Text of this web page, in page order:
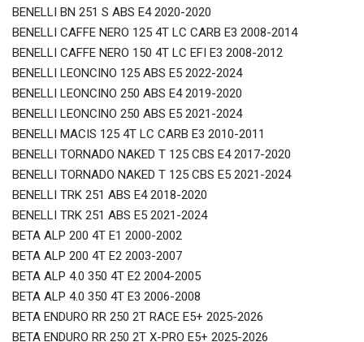
BENELLI BN 251 S ABS E4 2020-2020
BENELLI CAFFE NERO 125 4T LC CARB E3 2008-2014
BENELLI CAFFE NERO 150 4T LC EFI E3 2008-2012
BENELLI LEONCINO 125 ABS E5 2022-2024
BENELLI LEONCINO 250 ABS E4 2019-2020
BENELLI LEONCINO 250 ABS E5 2021-2024
BENELLI MACIS 125 4T LC CARB E3 2010-2011
BENELLI TORNADO NAKED T 125 CBS E4 2017-2020
BENELLI TORNADO NAKED T 125 CBS E5 2021-2024
BENELLI TRK 251 ABS E4 2018-2020
BENELLI TRK 251 ABS E5 2021-2024
BETA ALP 200 4T E1 2000-2002
BETA ALP 200 4T E2 2003-2007
BETA ALP 4.0 350 4T E2 2004-2005
BETA ALP 4.0 350 4T E3 2006-2008
BETA ENDURO RR 250 2T RACE E5+ 2025-2026
BETA ENDURO RR 250 2T X-PRO E5+ 2025-2026